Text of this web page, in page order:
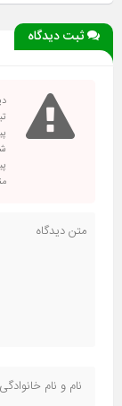
ثبت دیدگاه